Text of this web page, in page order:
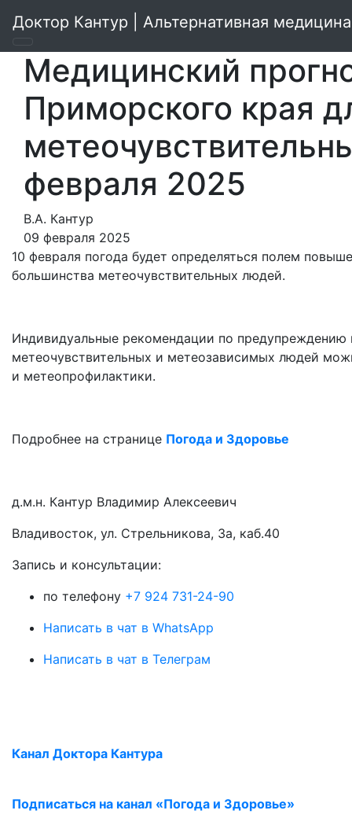
Доктор Кантур | Альтернативная медицина
Медицинский
Приморского края
февраля 2025
В.А. Кантур
09 февраля 2025
10 февраля погода будет определяться полем
большинства метеочувствительных людей.
Индивидуальные рекомендации по предупреждению
метеочувствительных и метеозависимых людей
и метеопрофилактики.
Подробнее на странице Погода и Здоровье
д.м.н. Кантур Владимир Алексеевич
Владивосток, ул. Стрельникова, 3а, каб.40
3апись и консультации:
по телефону +7 924 731-24-90
Написать в чат в WhatsApp
Написать в чат в Телеграм
Канал Доктора Кантура
Подписаться на канал «Погода и Здоровье»